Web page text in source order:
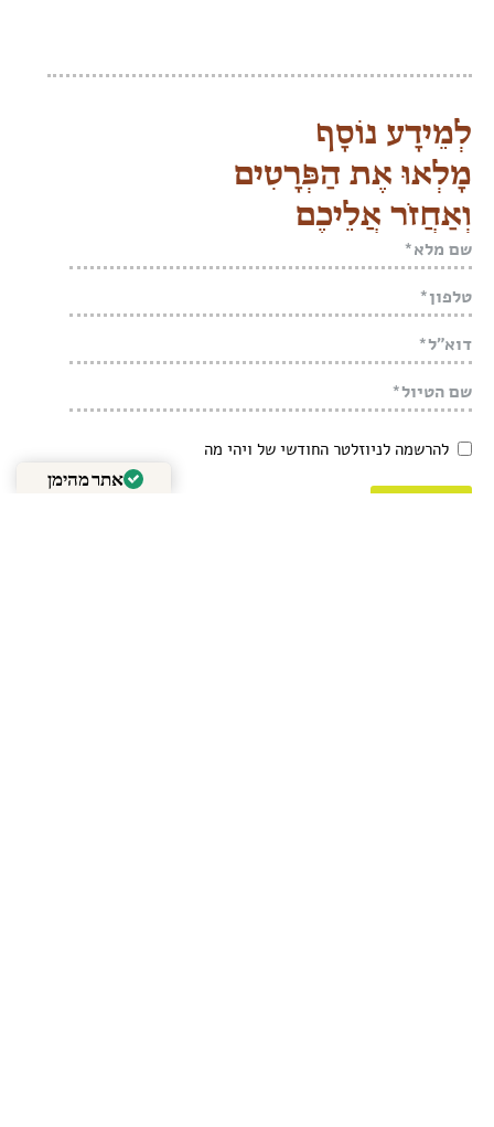
לְמֵידָע נוֹסָף
מָלְאוּ אֶת הַפְּרָטִים
וְאַחֲזֹר אֲלֵיכֶם
להרשמה לניוזלטר החודשי של ויהי מה
אתר מהימן